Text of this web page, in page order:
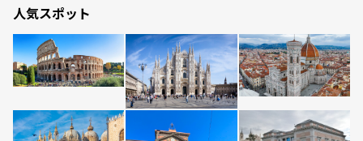
人気スポット